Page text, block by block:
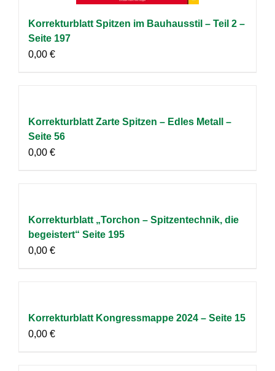
Korrekturblatt Spitzen im Bauhausstil – Teil 2 –
Seite 197
0,00 €
Korrekturblatt Zarte Spitzen – Edles Metall –
Seite 56
0,00 €
Korrekturblatt „Torchon – Spitzentechnik, die
begeistert“ Seite 195
0,00 €
Korrekturblatt Kongressmappe 2024 – Seite 15
0,00 €